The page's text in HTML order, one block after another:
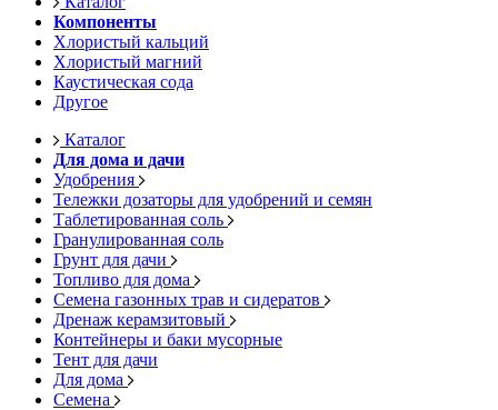
Компоненты
Хлористый кальций
Хлористый магний
Каустическая сода
Другое
Каталог
Для дома и дачи
Удобрения
Тележки дозаторы для удобрений и семян
Таблетированная соль
Гранулированная соль
Грунт для дачи
Топливо для дома
Семена газонных трав и сидератов
Дренаж керамзитовый
Контейнеры и баки мусорные
Тент для дачи
Для дома
Семена